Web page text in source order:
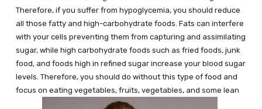
Therefore, if you suffer from hypoglycemia, you should reduce
all those fatty and high-carbohydrate foods. Fats can interfere
with your cells preventing them from capturing and assimilating
sugar, while high carbohydrate foods such as fried foods, junk
food, and foods high in refined sugar increase your blood sugar
levels. Therefore, you should do without this type of food and
focus on eating vegetables, fruits, vegetables, and some lean